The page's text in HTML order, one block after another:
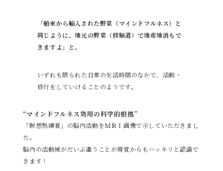
「舶来から輸入された野菜（マインドフルネス）と
同じように、地元の野菜（修験道）で地産地消もで
きますよ」と。
いずれも限られた日常の生活時間のなかで、活動・
修行をしていけることのようです。
“マインドフルネス効用の科学的根拠”
「瞑想熟練者」の脳内活動をＭＲＩ画像で示していただきまし
た。
脳内の活動域がだいぶ違うことが視覚からもハッキリと認識で
きます！